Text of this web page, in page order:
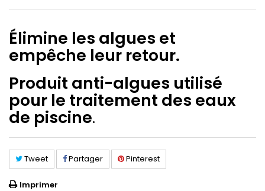
Élimine les algues et
empêche leur retour.
Produit anti-algues utilisé
pour le traitement des eaux
de piscine.
Tweet Partager Pinterest
Imprimer